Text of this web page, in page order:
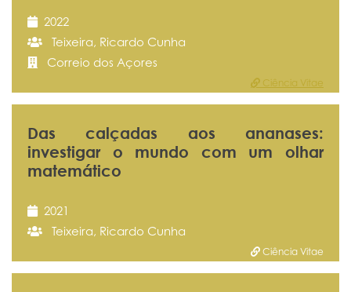
2022
Teixeira, Ricardo Cunha
Correio dos Açores
Ciência Vitae
Das calçadas aos ananases:
investigar o mundo com um olhar
matemático
2021
Teixeira, Ricardo Cunha
Ciência Vitae